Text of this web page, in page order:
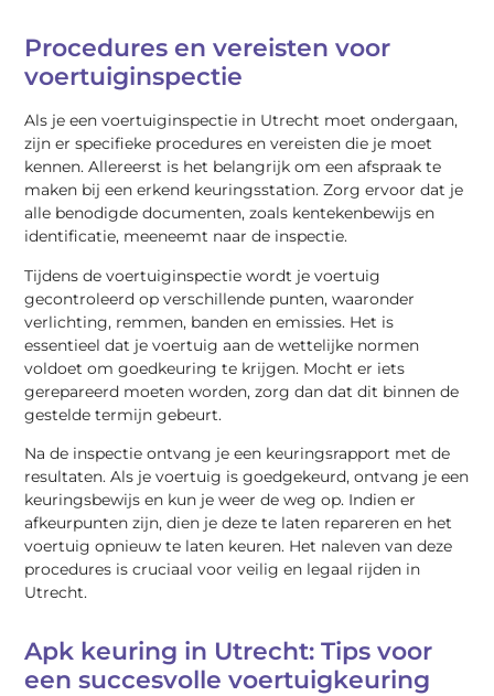
Procedures en vereisten voor
voertuiginspectie
Als je een voertuiginspectie in Utrecht moet ondergaan,
zijn er specifieke procedures en vereisten die je moet
kennen. Allereerst is het belangrijk om een afspraak te
maken bij een erkend keuringsstation. Zorg ervoor dat je
alle benodigde documenten, zoals kentekenbewijs en
identificatie, meeneemt naar de inspectie.
Tijdens de voertuiginspectie wordt je voertuig
gecontroleerd op verschillende punten, waaronder
verlichting, remmen, banden en emissies. Het is
essentieel dat je voertuig aan de wettelijke normen
voldoet om goedkeuring te krijgen. Mocht er iets
gerepareerd moeten worden, zorg dan dat dit binnen de
gestelde termijn gebeurt.
Na de inspectie ontvang je een keuringsrapport met de
resultaten. Als je voertuig is goedgekeurd, ontvang je een
keuringsbewijs en kun je weer de weg op. Indien er
afkeurpunten zijn, dien je deze te laten repareren en het
voertuig opnieuw te laten keuren. Het naleven van deze
procedures is cruciaal voor veilig en legaal rijden in
Utrecht.
Apk keuring in Utrecht: Tips voor
een succesvolle voertuigkeuring